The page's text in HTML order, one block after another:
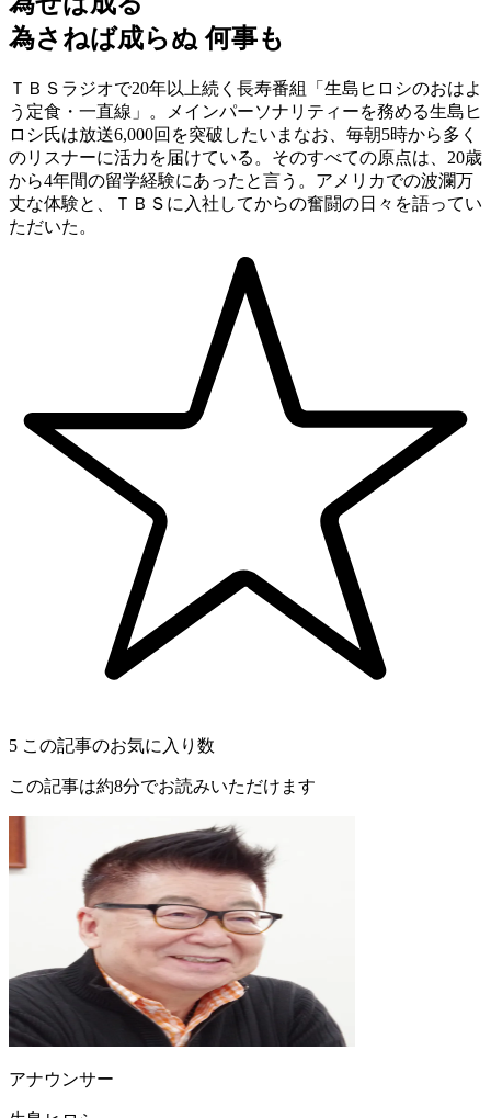
為さねば成らぬ 何事も
ＴＢＳラジオで20年以上続く長寿番組「生島ヒロシのおはよ
う定食・一直線」。メインパーソナリティーを務める生島ヒ
ロシ氏は放送6,000回を突破したいまなお、毎朝5時から多く
のリスナーに活力を届けている。そのすべての原点は、20歳
から4年間の留学経験にあったと言う。アメリカでの波瀾万
丈な体験と、ＴＢＳに入社してからの奮闘の日々を語ってい
ただいた。
5 この記事のお気に入り数
この記事は約8分でお読みいただけます
アナウンサー